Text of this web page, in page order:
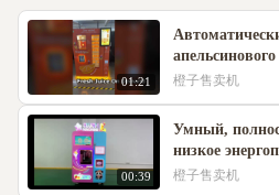
01:21 橙子售卖机
00:39
Умный,
низкое
емкость,
橙子售卖机